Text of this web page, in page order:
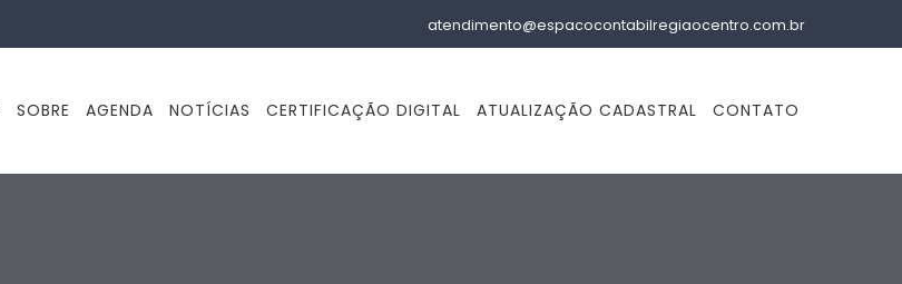
atendimento@espacocontabilregiaocentro.com.br
SOBRE AGENDA NOTÍCIAS CERTIFICAÇÃO DIGITAL ATUALIZAÇÃO CADASTRAL CONTATO